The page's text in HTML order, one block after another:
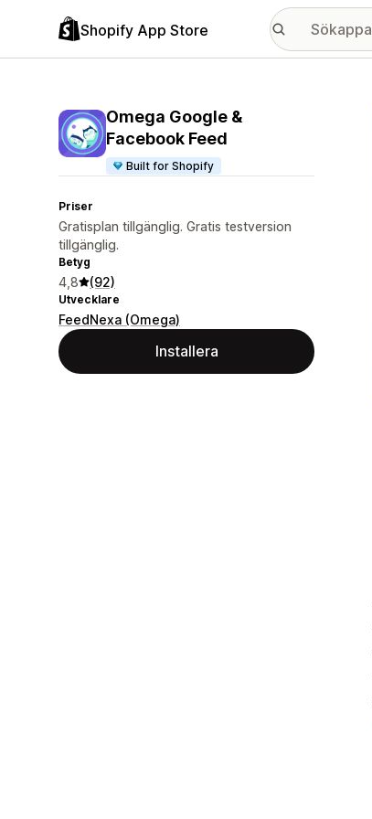
Shopify App Store
Omega Google &
Facebook Feed
Built for Shopify
Priser
Gratisplan tillgänglig. Gratis testversion
tillgänglig.
Betyg
4,8 (92)
Utvecklare
FeedNexa (Omega)
Installera